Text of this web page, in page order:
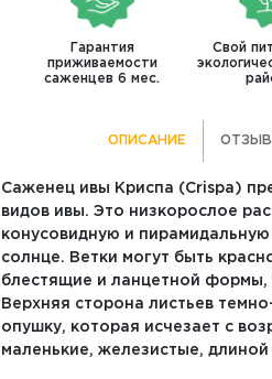
Гарантия
приживаемости
саженцев 6 мес.
Свой
ОПИСАНИЕ
Саженец ивы Криспа (Crispa)
видов ивы. Это низкорослое
конусовидную и
солнце. Ветки могут быть
блестящие и ланцетной формы,
Верхняя сторона листьев
опушку, которая исчезает с
маленькие, железистые, длиной